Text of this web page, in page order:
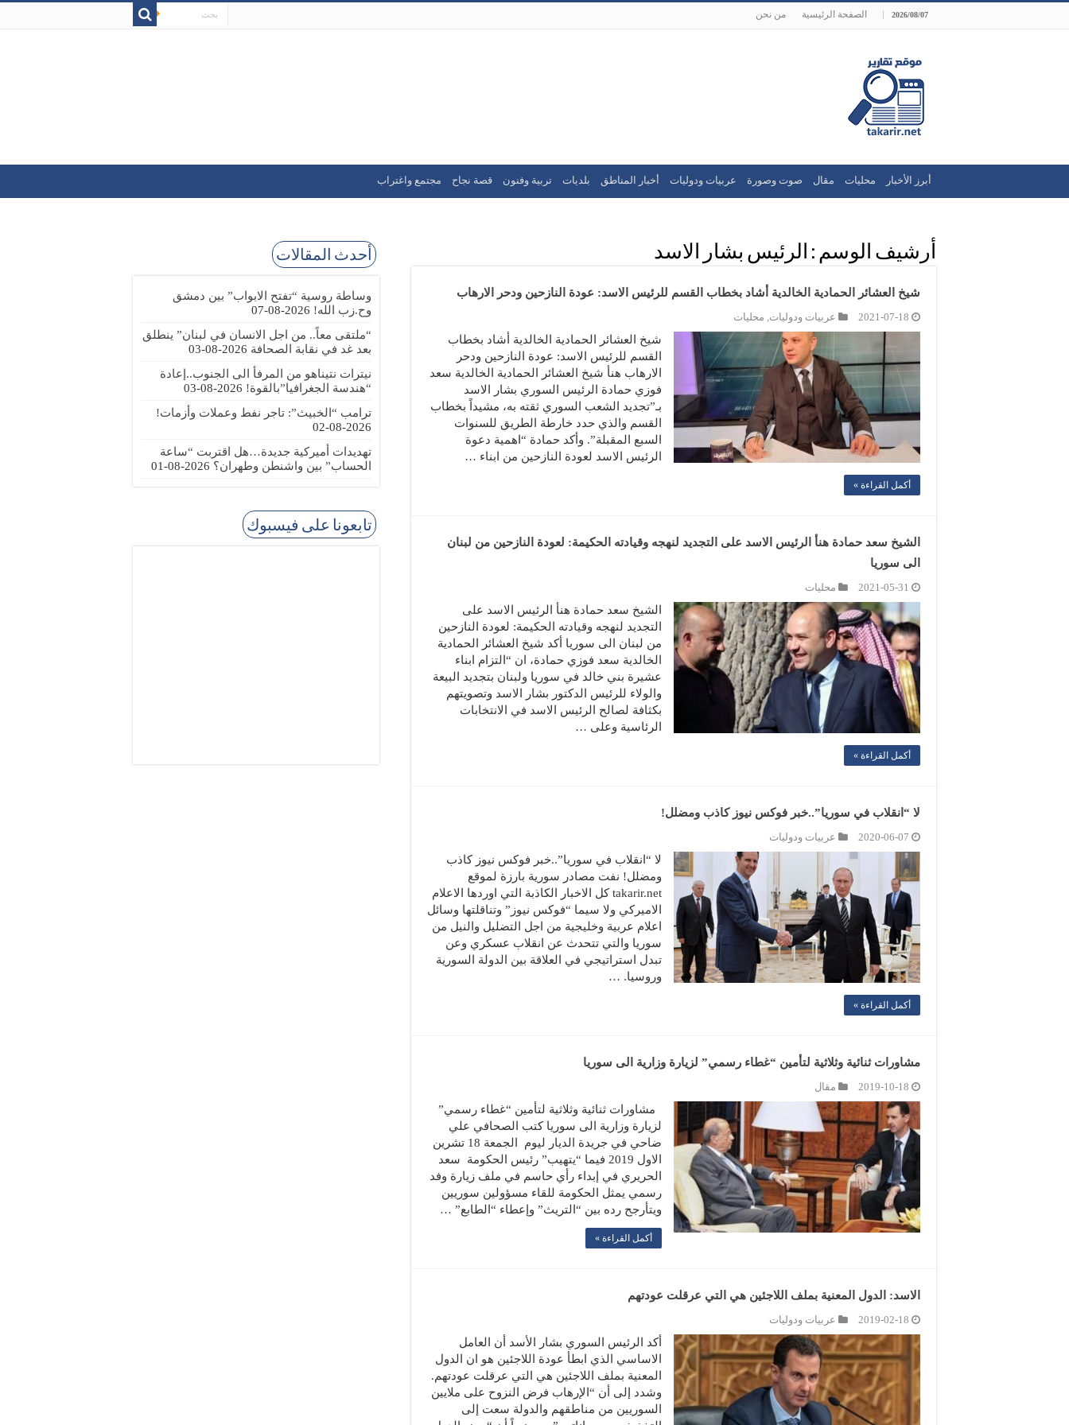
2026/08/07 الصفحة الرئيسية من نحن
أبرز الأخبار محليات مقال صوت وصورة عربيات ودوليات أخبار المناطق بلديات تربية وفنون قصة نجاح مجتمع واغتراب
أرشيف الوسم : الرئيس بشار الاسد
شيخ العشائر الحمادية الخالدية أشاد بخطاب القسم للرئيس الاسد: عودة النازحين ودحر الارهاب
2021-07-18 عربيات ودوليات, محليات
شيخ العشائر الحمادية الخالدية أشاد بخطاب
القسم للرئيس الاسد: عودة النازحين ودحر
الارهاب هنأ شيخ العشائر الحمادية الخالدية سعد
فوزي حمادة الرئيس السوري بشار الاسد
بـ”تجديد الشعب السوري ثقته به، مشيداً بخطاب
القسم والذي حدد خارطة الطريق للسنوات
السبع المقبلة”. وأكد حمادة “اهمية دعوة
الرئيس الاسد لعودة النازحين من ابناء …
أكمل القراءة »
الشيخ سعد حمادة هنأ الرئيس الاسد على التجديد لنهجه وقيادته الحكيمة: لعودة النازحين من لبنان
الى سوريا
2021-05-31 محليات
الشيخ سعد حمادة هنأ الرئيس الاسد على
التجديد لنهجه وقيادته الحكيمة: لعودة النازحين
من لبنان الى سوريا أكد شيخ العشائر الحمادية
الخالدية سعد فوزي حمادة، ان “التزام ابناء
عشيرة بني خالد في سوريا ولبنان بتجديد البيعة
والولاء للرئيس الدكتور بشار الاسد وتصويتهم
بكثافة لصالح الرئيس الاسد في الانتخابات
الرئاسية وعلى …
أكمل القراءة »
لا “انقلاب في سوريا”..خبر فوكس نيوز كاذب ومضلل!
2020-06-07 عربيات ودوليات
لا “انقلاب في سوريا”..خبر فوكس نيوز كاذب
ومضلل! نفت مصادر سورية بارزة لموقع
takarir.net كل الاخبار الكاذبة التي اوردها الاعلام
الاميركي ولا سيما “فوكس نيوز” وتناقلتها وسائل
اعلام عربية وخليجية من اجل التضليل والنيل من
سوريا والتي تتحدث عن انقلاب عسكري وعن
تبدل استراتيجي في العلاقة بين الدولة السورية
وروسيا. …
أكمل القراءة »
مشاورات ثنائية وثلاثية لتأمين “غطاء رسمي” لزيارة وزارية الى سوريا
2019-10-18 مقال
مشاورات ثنائية وثلاثية لتأمين “غطاء رسمي”
لزيارة وزارية الى سوريا كتب الصحافي علي
ضاحي في جريدة الديار ليوم الجمعة 18 تشرين
الاول 2019 فيما “يتهيب” رئيس الحكومة سعد
الحريري في إبداء رأي حاسم في ملف زيارة وفد
رسمي يمثل الحكومة للقاء مسؤولين سوريين
ويتأرجح رده بين “التريث” وإعطاء “الطابع” …
أكمل القراءة »
الاسد: الدول المعنية بملف اللاجئين هي التي عرقلت عودتهم
2019-02-18 عربيات ودوليات
أكد الرئيس السوري ​بشار الأسد​ أن العامل
الاساسي الذي ابطأ عودة اللاجئين هو ان الدول
المعنية بملف اللاجئين هي التي عرقلت عودتهم.
وشدد إلى أن “​الإرهاب​ فرض النزوح على ملايين
السوريين من مناطقهم والدولة سعت إلى
أحدث المقالات
وساطة روسية “تفتح الابواب” بين دمشق
وح.زب الله! 2026-08-07
“ملتقى معاً.. من اجل الانسان في لبنان” ينطلق
بعد غد في نقابة الصحافة 2026-08-03
نيترات نتيناهو من المرفأ الى الجنوب..إعادة
“هندسة الجغرافيا”بالقوة! 2026-08-03
ترامب “الخبيث”: تاجر نفط وعملات وأزمات!
2026-08-02
تهديدات أميركية جديدة…هل اقتربت “ساعة
الحساب” بين واشنطن وطهران؟ 2026-08-01
تابعونا على فيسبوك